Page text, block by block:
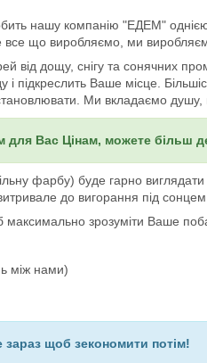
нашу компанію "ЕДЕМ" однією
все що виробляємо, ми
дощу, снігу та сонячних
підкреслить Ваше місце.
Ми вкладаємо
Вас Цінам, можете більш
фарбу) буде гарно
до вигорання під
зрозуміти Ваше
між нами)
щоб зекономити потім!